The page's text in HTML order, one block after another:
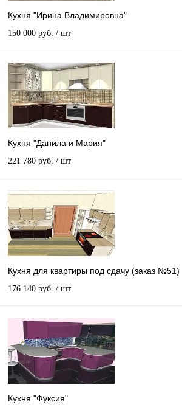
Кухня "Ирина Владимировна"
150 000 руб. / шт
Кухня "Данила и Мария"
221 780 руб. / шт
Кухня для квартиры под сдачу (заказ №51)
176 140 руб. / шт
Кухня "Фуксия"